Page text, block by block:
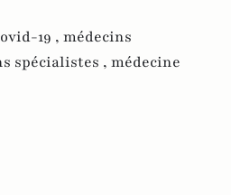
19 , médecins
spécialistes , médecine